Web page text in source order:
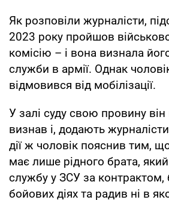
Як розповіли журналісти,
2023 року пройшов
комісію – і вона визнала
служби в армії. Однак
відмовився від мобілізації.
У залі суду свою провину
визнав і, додають
дії ж чоловік пояснив тим,
має лише рідного брата,
службу у ЗСУ за контрактом,
бойових діях та радив ні в